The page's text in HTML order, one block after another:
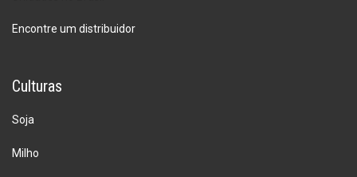
Encontre um distribuidor
Culturas
Soja
Milho